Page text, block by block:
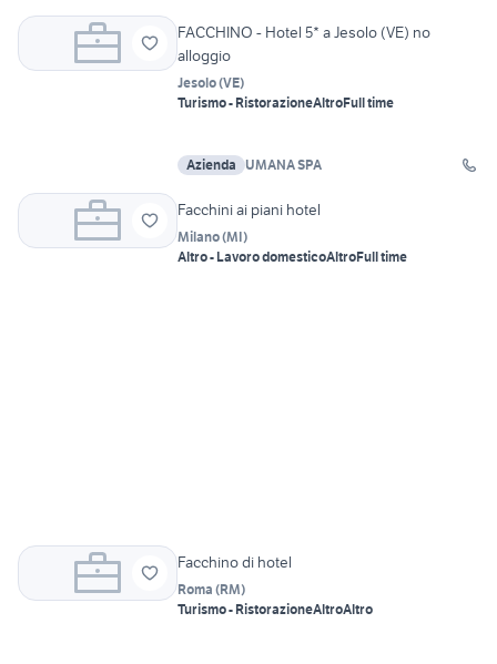
FACCHINO - Hotel 5* a Jesolo (VE) no
alloggio
Jesolo(VE)
Turismo - RistorazioneAltroFull time
Azienda UMANA SPA
Facchini ai piani hotel
Milano(MI)
Altro - Lavoro domesticoAltroFull time
Facchino di hotel
Roma (RM)
Turismo - RistorazioneAltroAltro